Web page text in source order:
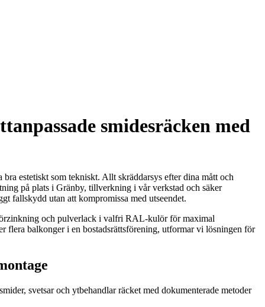
smidesräcken med
estetiskt som tekniskt. Allt skräddarsys efter dina mått och
på plats i Gränby, tillverkning i vår verkstad och säker
fallskydd utan att kompromissa med utseendet.
och pulverlack i valfri RAL-kulör för maximal
flera balkonger i en bostadsrättsförening, utformar vi lösningen för
svetsar och ytbehandlar räcket med dokumenterade metoder